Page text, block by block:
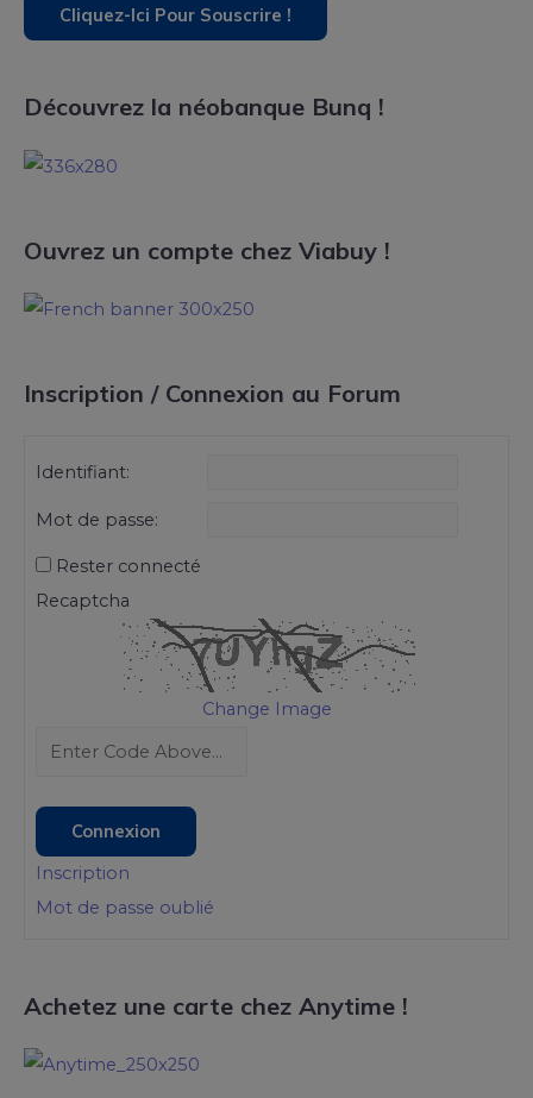
Découvrez la néobanque Bunq !
Ouvrez un compte chez Viabuy !
Inscription / Connexion au Forum
Identifiant:
Mot de passe:
Rester connecté
Recaptcha
Change Image
Connexion
Inscription
Mot de passe oublié
Achetez une carte chez Anytime !